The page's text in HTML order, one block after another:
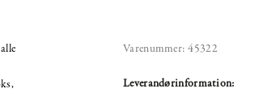
Varenummer: 45322
Leverandørinformation: